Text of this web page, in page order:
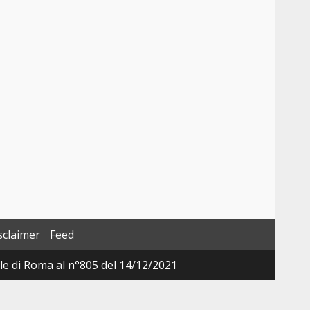
Feed
Roma al n°805 del 14/12/2021